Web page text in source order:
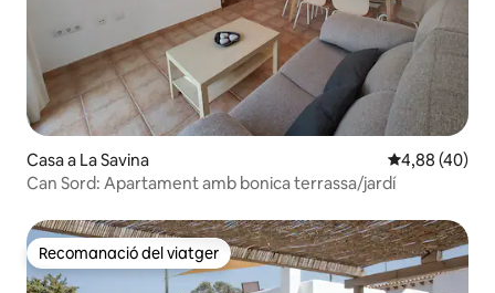
Casa a La Savina 4,88 de
4,88 (40)
Can Sord: Apartament amb bonica terrassa/jardí
Recomanació del viatger
Recomanació del viatger